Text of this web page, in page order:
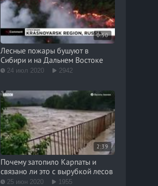
0:50
Лесные пожары бушуют в
Сибири и на Дальнем Востоке
24 июл 2020 2942
2:39
Почему затопило Карпаты и
связано ли это с вырубкой лесов
25 июн 2020 1955